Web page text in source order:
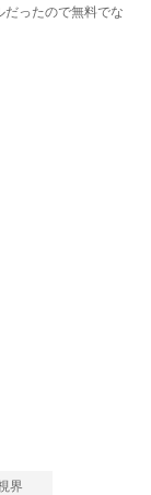
ったので無料でな
界